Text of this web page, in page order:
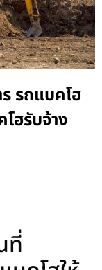
รถแบคโฮ
โฮรับจ้าง
ที่